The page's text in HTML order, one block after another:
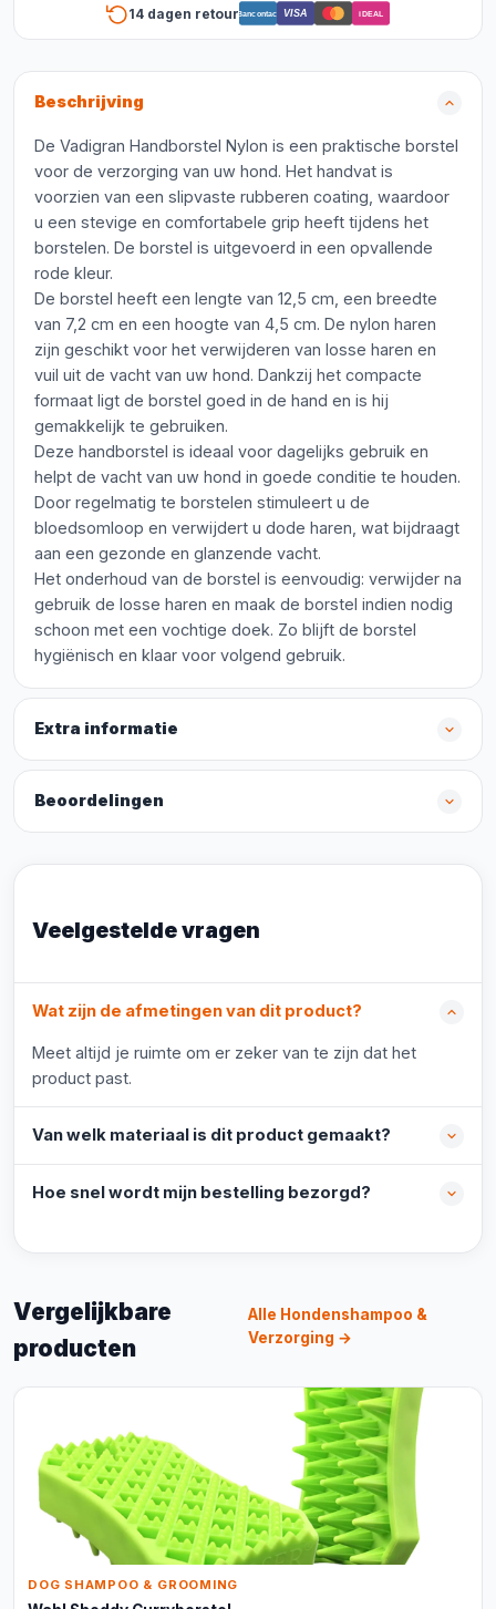
14 dagen retourBancontact VISA iDEAL
Beschrijving
De Vadigran Handborstel Nylon is een praktische borstel
voor de verzorging van uw hond. Het handvat is
voorzien van een slipvaste rubberen coating, waardoor
u een stevige en comfortabele grip heeft tijdens het
borstelen. De borstel is uitgevoerd in een opvallende
rode kleur.
De borstel heeft een lengte van 12,5 cm, een breedte
van 7,2 cm en een hoogte van 4,5 cm. De nylon haren
zijn geschikt voor het verwijderen van losse haren en
vuil uit de vacht van uw hond. Dankzij het compacte
formaat ligt de borstel goed in de hand en is hij
gemakkelijk te gebruiken.
Deze handborstel is ideaal voor dagelijks gebruik en
helpt de vacht van uw hond in goede conditie te houden.
Door regelmatig te borstelen stimuleert u de
bloedsomloop en verwijdert u dode haren, wat bijdraagt
aan een gezonde en glanzende vacht.
Het onderhoud van de borstel is eenvoudig: verwijder na
gebruik de losse haren en maak de borstel indien nodig
schoon met een vochtige doek. Zo blijft de borstel
hygiënisch en klaar voor volgend gebruik.
Extra informatie
Beoordelingen
Veelgestelde vragen
Wat zijn de afmetingen van dit product?
Meet altijd je ruimte om er zeker van te zijn dat het
product past.
Van welk materiaal is dit product gemaakt?
Hoe snel wordt mijn bestelling bezorgd?
Vergelijkbare
producten
Alle Hondenshampoo &
Verzorging →
DOG SHAMPOO & GROOMING